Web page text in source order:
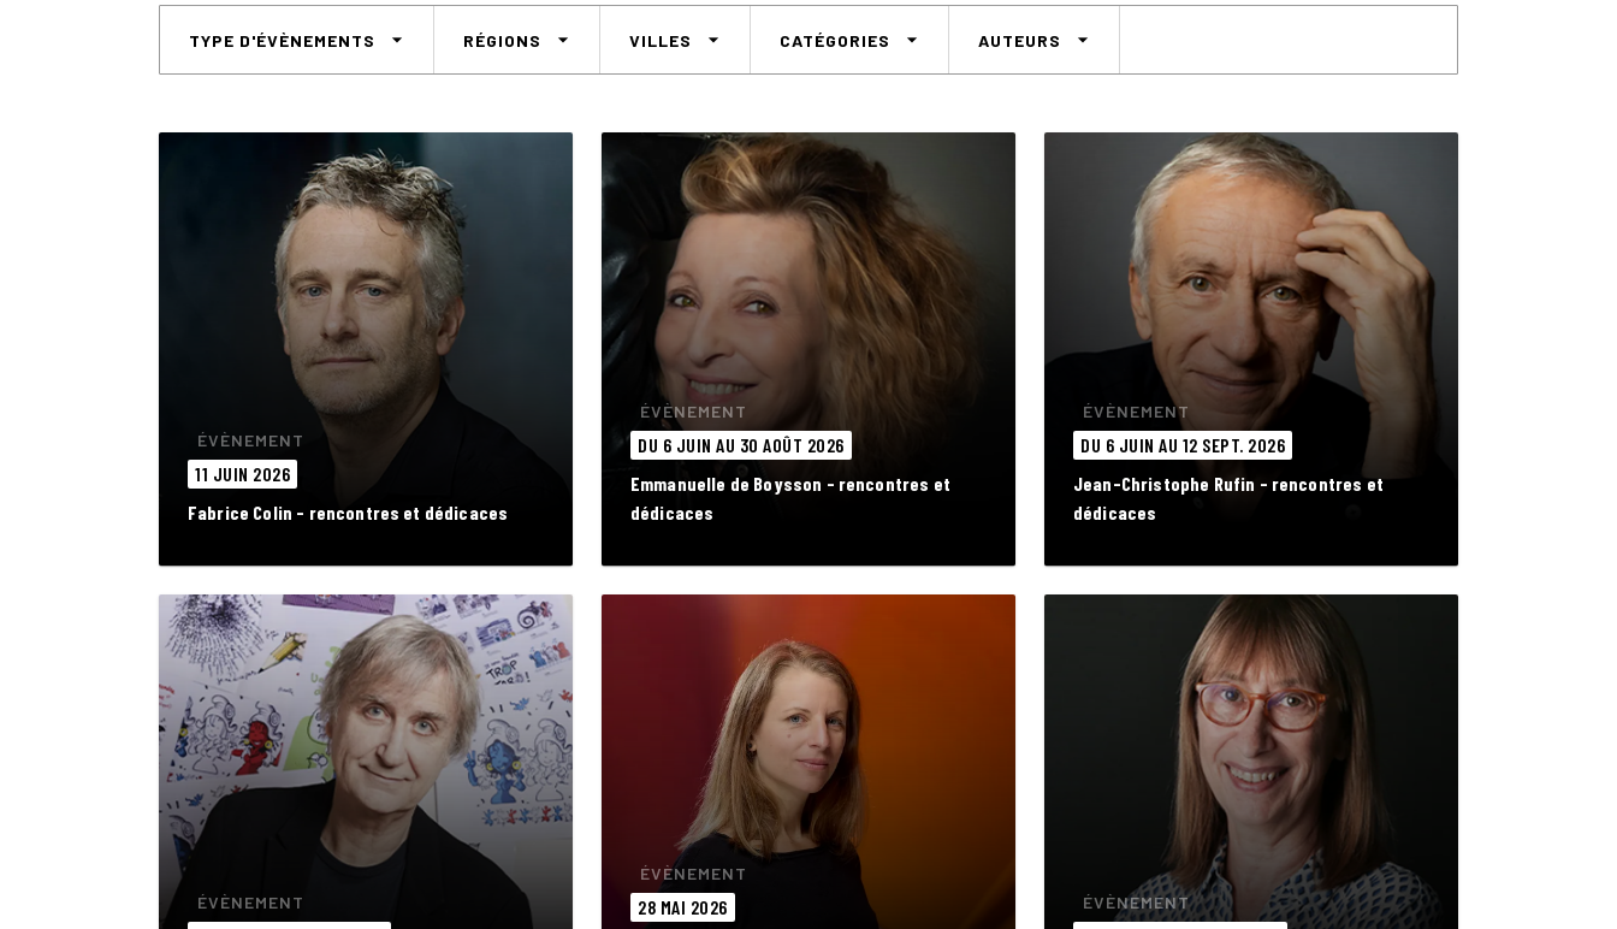
TYPE D'ÉVÈNEMENTS arrow_drop_down RÉGIONS arrow_drop_down VILLES arrow_drop_down CATÉGORIES arrow_drop_down AUTEURS arrow_drop_down
ÉVÈNEMENT
11 JUIN 2026
Fabrice Colin - rencontres et dédicaces
ÉVÈNEMENT
DU 6 JUIN AU 30 AOÛT 2026
Emmanuelle de Boysson - rencontres et
dédicaces
ÉVÈNEMENT
DU 6 JUIN AU 12 SEPT. 2026
Jean-Christophe Rufin - rencontres et
dédicaces
ÉVÈNEMENT
ÉVÈNEMENT
28 MAI 2026
ÉVÈNEMENT